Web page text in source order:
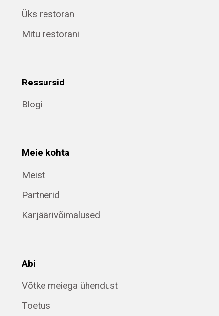
Üks restoran
Mitu restorani
Ressursid
Blogi
Meie kohta
Meist
Partnerid
Karjäärivõimalused
Abi
Võtke meiega ühendust
Toetus